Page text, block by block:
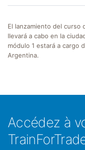
El lanzamiento del curso
llevará a cabo en la
módulo 1 estará a cargo
Argentina.
Accédez à